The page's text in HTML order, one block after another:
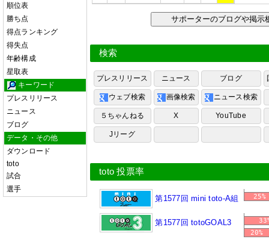
順位表
勝ち点
得点ランキング
得失点
年齢構成
星取表
キーワード
プレスリリース
ニュース
ブログ
データ・その他
ダウンロード
toto
試合
選手
サポーターのブログや掲
検索
プレスリリース ニュース ブログ
ウェブ検索 画像検索 ニュース検索
５ちゃんねる X YouTube
Jリーグ
toto 投票率
第1577回 mini toto-A組 25%
第1577回 totoGOAL3
20%